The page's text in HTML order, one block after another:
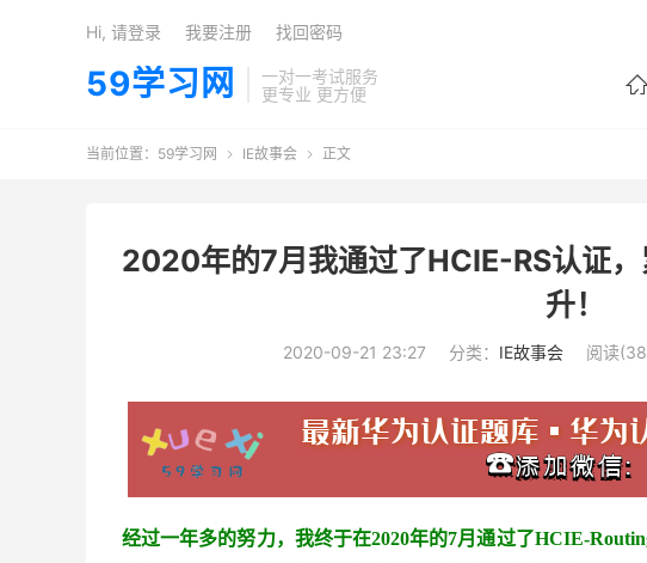
59学习网
一对一考试服务
更专业 更方便
Hi, 请登录 我要注册 找回密码
当前位置： 59学习网  IE故事会  正文
2020年的7月我通过了HCIE-RS认证
升！
2020-09-21 23:27 分类： IE故事会 阅读
经过一年多的努力，我终于在2020年的7月通过了HCIE-